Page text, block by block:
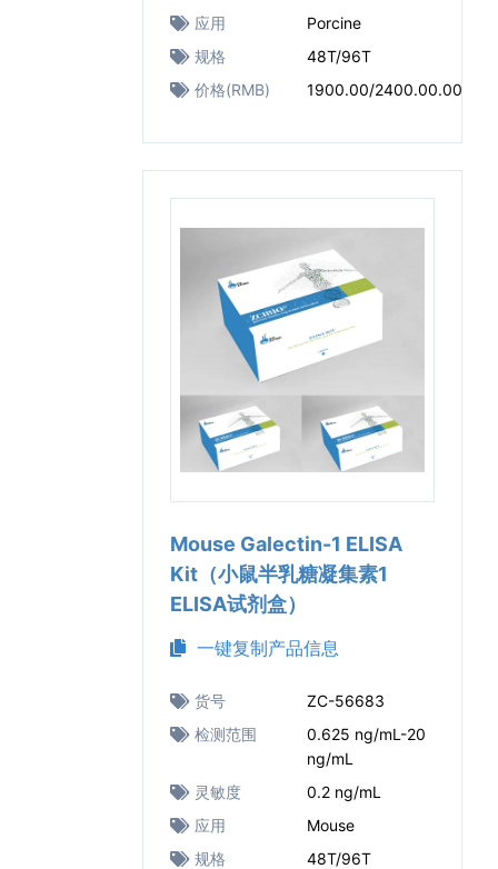
应用
Porcine
规格
48T/96T
价格(RMB)
1900.00/2400.00.00
Mouse Galectin-1 ELISA
Kit（小鼠半乳糖凝集素1
ELISA试剂盒）
一键复制产品信息
货号
ZC-56683
检测范围
0.625 ng/mL-20
ng/mL
灵敏度
0.2 ng/mL
应用
Mouse
规格
48T/96T